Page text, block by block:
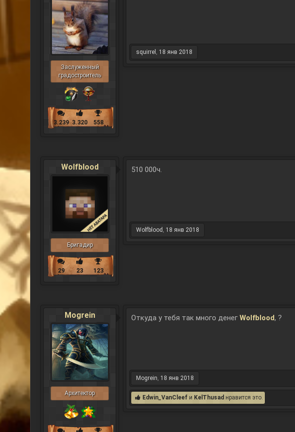
Заслуженный
градостроитель
3.239 3.320 558
squirrel , 18 янв 2018
Wolfblood
Бригадир
29 23 123
510 000ч.
Wolfblood , 18 янв 2018
Mogrein
Архитектор
Откуда у тебя так много денег Wolfblood, ?
Mogrein, 18 янв 2018
Edwin_VanCleef и KelThusad нравится это.